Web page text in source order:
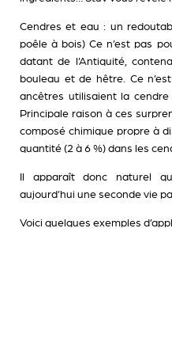
Cendres et eau : un
poêle à bois) Ce n’est pas
datant de l’Antiquité,
bouleau et de hêtre. Ce
ancêtres utilisaient la
Principale raison à ces
composé chimique propre à
quantité (2 à 6 %) dans les
Il apparaît donc naturel
aujourd’hui une seconde vie
Voici quelques exemples